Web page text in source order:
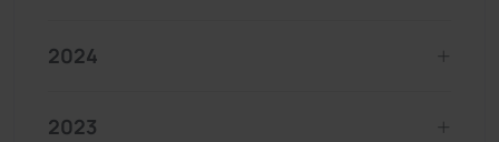
2024
2023